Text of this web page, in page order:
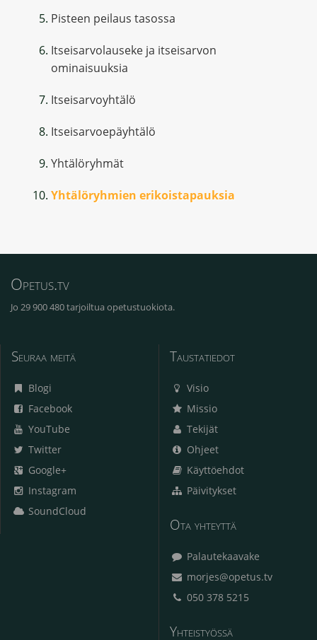
Pisteen peilaus tasossa
Itseisarvolauseke ja itseisarvon
ominaisuuksia
Itseisarvoyhtälö
Itseisarvoepäyhtälö
Yhtälöryhmät
Yhtälöryhmien erikoistapauksia
Opetus.tv
Jo 29 900 480 tarjoiltua opetustuokiota.
Seuraa meitä
Blogi
Facebook
YouTube
Twitter
Google+
Instagram
SoundCloud
Taustatiedot
Visio
Missio
Tekijät
Ohjeet
Käyttöehdot
Päivitykset
Ota yhteyttä
Palautekaavake
morjes@opetus.tv
050 378 5215
Yhteistyössä